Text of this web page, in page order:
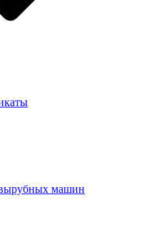
машин